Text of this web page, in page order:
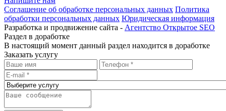
Соглашение об обработке персональных данных Политика
обработки персональных данных Юридическая информация
Разработка и продвижение сайта - Агентство Открытое SEO
Раздел в доработке
В настоящий момент данный раздел находится в доработке
Заказать услугу